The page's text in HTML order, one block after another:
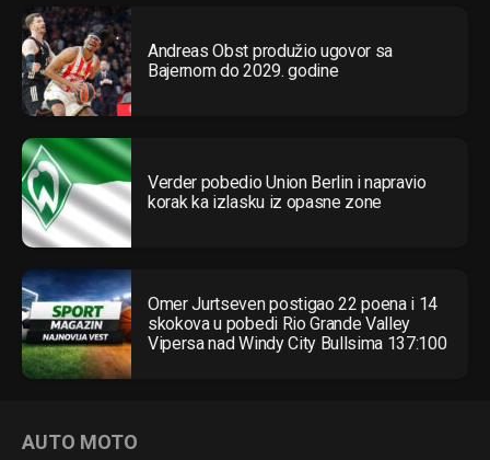
Andreas Obst produžio ugovor sa
Bajernom do 2029. godine
Verder pobedio Union Berlin i napravio
korak ka izlasku iz opasne zone
Omer Jurtseven postigao 22 poena i 14
skokova u pobedi Rio Grande Valley
Vipersa nad Windy City Bullsima 137:100
AUTO MOTO